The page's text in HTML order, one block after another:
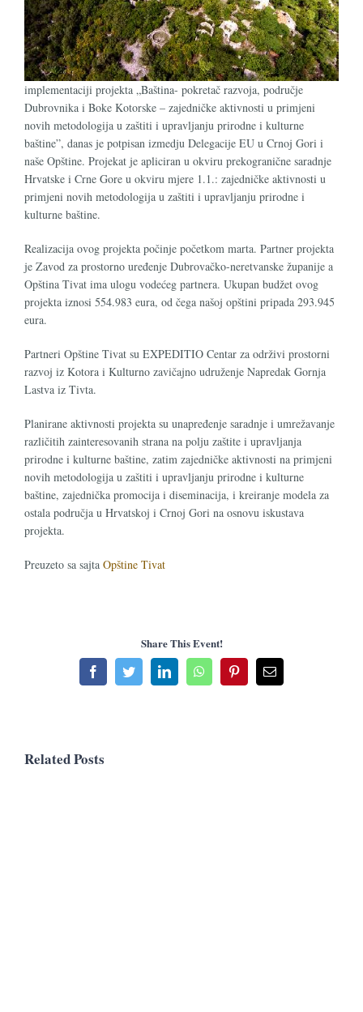
implementaciji projekta „Baština- pokretač razvoja, područje
Dubrovnika i Boke Kotorske – zajedničke aktivnosti u primjeni
novih metodologija u zaštiti i upravljanju prirodne i kulturne
baštine”, danas je potpisan izmedju Delegacije EU u Crnoj Gori i
naše Opštine. Projekat je apliciran u okviru prekogranične saradnje
Hrvatske i Crne Gore u okviru mjere 1.1.: zajedničke aktivnosti u
primjeni novih metodologija u zaštiti i upravljanju prirodne i
kulturne baštine.
Realizacija ovog projekta počinje početkom marta. Partner projekta
je Zavod za prostorno uređenje Dubrovačko-neretvanske županije a
Opština Tivat ima ulogu vodećeg partnera. Ukupan budžet ovog
projekta iznosi 554.983 eura, od čega našoj opštini pripada 293.945
eura.
Partneri Opštine Tivat su EXPEDITIO Centar za održivi prostorni
razvoj iz Kotora i Kulturno zavičajno udruženje Napredak Gornja
Lastva iz Tivta.
Planirane aktivnosti projekta su unapređenje saradnje i umrežavanje
različitih zainteresovanih strana na polju zaštite i upravljanja
prirodne i kulturne baštine, zatim zajedničke aktivnosti na primjeni
novih metodologija u zaštiti i upravljanju prirodne i kulturne
baštine, zajednička promocija i diseminacija, i kreiranje modela za
ostala područja u Hrvatskoj i Crnoj Gori na osnovu iskustava
projekta.
Preuzeto sa sajta Opštine Tivat
Share This Event!
FacebookTwitterLinkedInWhatsAppPinterestEmail
Related Posts